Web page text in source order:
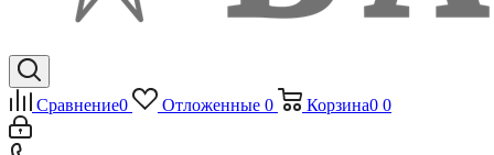
Сравнение0 Отложенные 0 Корзина0 0